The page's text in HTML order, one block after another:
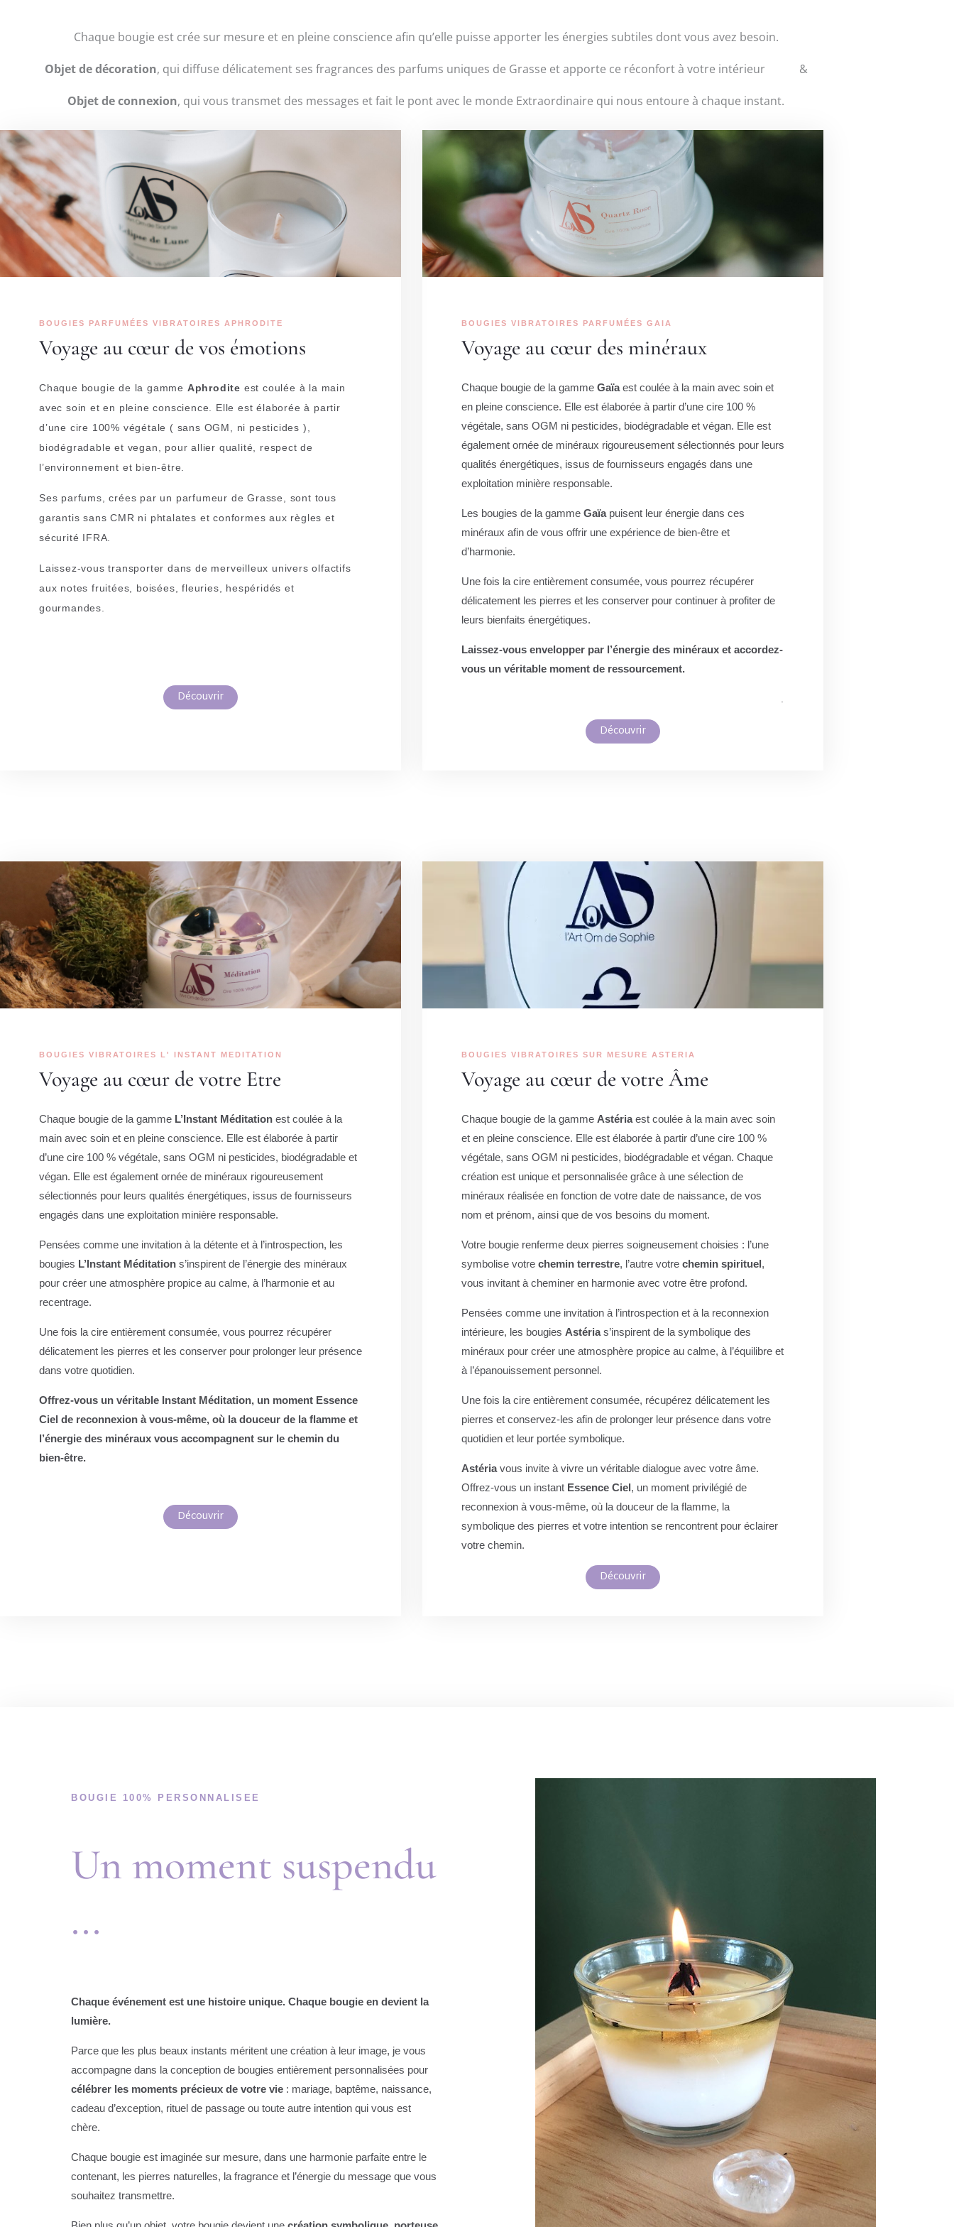
Chaque bougie est crée sur mesure et en pleine conscience afin qu’elle puisse apporter les énergies subtiles dont vous avez besoin.
Objet de décoration, qui diffuse délicatement ses fragrances des parfums uniques de Grasse et apporte ce réconfort à votre intérieur &
Objet de connexion, qui vous transmet des messages et fait le pont avec le monde Extraordinaire qui nous entoure à chaque instant.
BOUGIES PARFUMÉES VIBRATOIRES APHRODITE
Voyage au cœur de vos émotions
Chaque bougie de la gamme Aphrodite est coulée à la main
avec soin et en pleine conscience. Elle est élaborée à partir
d’une cire 100% végétale ( sans OGM, ni pesticides ),
biodégradable et vegan, pour allier qualité, respect de
l’environnement et bien-être.
Ses parfums, crées par un parfumeur de Grasse, sont tous
garantis sans CMR ni phtalates et conformes aux règles et
sécurité IFRA.
Laissez-vous transporter dans de merveilleux univers olfactifs
aux notes fruitées, boisées, fleuries, hespéridés et
gourmandes.
Découvrir
BOUGIES VIBRATOIRES PARFUMÉES GAIA
Voyage au cœur des minéraux
Chaque bougie de la gamme Gaïaest coulée à la main avec soin et
en pleine conscience. Elle est élaborée à partir d’une cire 100 %
végétale, sans OGM ni pesticides, biodégradable et végan. Elle est
également ornée de minéraux rigoureusement sélectionnés pour leurs
qualités énergétiques, issus de fournisseurs engagés dans une
exploitation minière responsable.
Les bougies de la gamme Gaïapuisent leur énergie dans ces
minéraux afin de vous offrir une expérience de bien-être et
d’harmonie.
Une fois la cire entièrement consumée, vous pourrez récupérer
délicatement les pierres et les conserver pour continuer à profiter de
leurs bienfaits énergétiques.
Laissez-vous envelopper par l’énergie des minéraux et accordez-
vous un véritable moment de ressourcement.
.
Découvrir
BOUGIES VIBRATOIRES L' INSTANT MEDITATION
Voyage au cœur de votre Etre
Chaque bougie de la gamme L’Instant Méditation est coulée à la
main avec soin et en pleine conscience. Elle est élaborée à partir
d’une cire 100 % végétale, sans OGM ni pesticides, biodégradable et
végan. Elle est également ornée de minéraux rigoureusement
sélectionnés pour leurs qualités énergétiques, issus de fournisseurs
engagés dans une exploitation minière responsable.
Pensées comme une invitation à la détente et à l’introspection, les
bougies L’Instant Méditation s’inspirent de l’énergie des minéraux
pour créer une atmosphère propice au calme, à l’harmonie et au
recentrage.
Une fois la cire entièrement consumée, vous pourrez récupérer
délicatement les pierres et les conserver pour prolonger leur présence
dans votre quotidien.
Offrez-vous un véritable Instant Méditation, un moment Essence
Ciel de reconnexion à vous-même, où la douceur de la flamme et
l’énergie des minéraux vous accompagnent sur le chemin du
bien-être.
Découvrir
BOUGIES VIBRATOIRES SUR MESURE ASTERIA
Voyage au cœur de votre Âme
Chaque bougie de la gamme Astériaest coulée à la main avec soin
et en pleine conscience. Elle est élaborée à partir d’une cire 100 %
végétale, sans OGM ni pesticides, biodégradable et végan. Chaque
création est unique et personnalisée grâce à une sélection de
minéraux réalisée en fonction de votre date de naissance, de vos
nom et prénom, ainsi que de vos besoins du moment.
Votre bougie renferme deux pierres soigneusement choisies : l’une
symbolise votre chemin terrestre, l’autre votre chemin spirituel,
vous invitant à cheminer en harmonie avec votre être profond.
Pensées comme une invitation à l’introspection et à la reconnexion
intérieure, les bougies Astérias’inspirent de la symbolique des
minéraux pour créer une atmosphère propice au calme, à l’équilibre et
à l’épanouissement personnel.
Une fois la cire entièrement consumée, récupérez délicatement les
pierres et conservez-les afin de prolonger leur présence dans votre
quotidien et leur portée symbolique.
Astériavous invite à vivre un véritable dialogue avec votre âme.
Offrez-vous un instant Essence Ciel, un moment privilégié de
reconnexion à vous-même, où la douceur de la flamme, la
symbolique des pierres et votre intention se rencontrent pour éclairer
votre chemin.
Découvrir
BOUGIE 100% PERSONNALISEE
Un moment suspendu
...
Chaque événement est une histoire unique. Chaque bougie en devient la
lumière.
Parce que les plus beaux instants méritent une création à leur image, je vous
accompagne dans la conception de bougies entièrement personnalisées pour
célébrer les moments précieux de votre vie : mariage, baptême, naissance,
cadeau d’exception, rituel de passage ou toute autre intention qui vous est
chère.
Chaque bougie est imaginée sur mesure, dans une harmonie parfaite entre le
contenant, les pierres naturelles, la fragrance et l’énergie du message que vous
souhaitez transmettre.